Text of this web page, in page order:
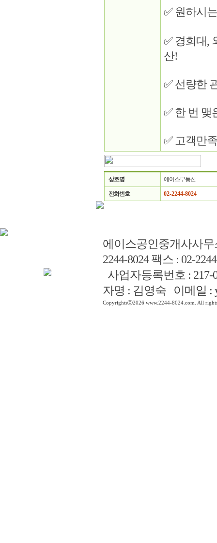
✅ 원하시
✅ 경희대,
산!
✅ 선량한
✅ 한 번
✅ 고객만
상호명 에이스부동산
전화번호 02-2244-8024
에이스공인중개사사무
2244-8024 팩스 : 02-
사업자등록번호 :
자명 : 김영숙 이메일 :
Copyrightsⓒ2026 www.2244-8024.com. All